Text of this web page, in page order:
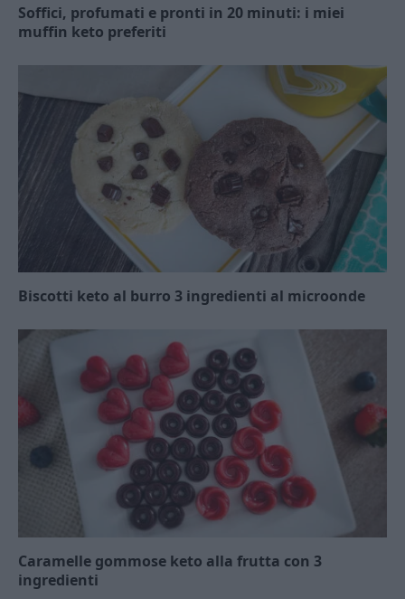
Soffici, profumati e pronti in 20 minuti: i miei
muffin keto preferiti
Biscotti keto al burro 3 ingredienti al microonde
Caramelle gommose keto alla frutta con 3
ingredienti